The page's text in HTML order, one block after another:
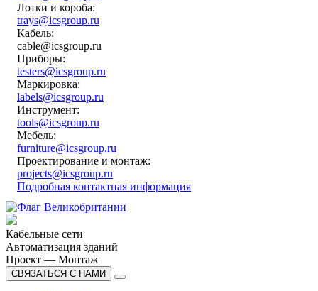
Лотки и короба:
trays@icsgroup.ru
Кабель:
cable@icsgroup.ru
Приборы:
testers@icsgroup.ru
Маркировка:
labels@icsgroup.ru
Инструмент:
tools@icsgroup.ru
Мебель:
furniture@icsgroup.ru
Проектирование и монтаж:
projects@icsgroup.ru
Подробная контактная информация
Кабельные сети
Автоматизация зданий
Проект — Монтаж
СВЯЗАТЬСЯ С НАМИ